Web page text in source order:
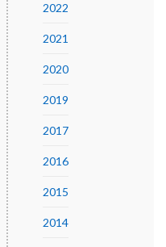
2022
2021
2020
2019
2017
2016
2015
2014